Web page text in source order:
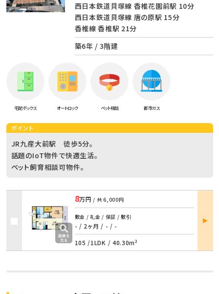
西日本鉄道貝塚線 香椎花園前駅 10分
西日本鉄道貝塚線 唐の原駅 15分
香椎線 香椎駅 21分
築6年 / 3階建
宅配ボックス オートロック ペット相談 都市ガス
ポイント
JR九産大前駅 徒歩5分。
話題のIoT物件で快適生活。
ペット飼育相談可物件。
8万円 / 共6,000円
敷金 / 礼金 / 保証 / 敷引
- / 2ヶ月 / - / -
105 /1LDK / 40.30m²
部屋
詳細